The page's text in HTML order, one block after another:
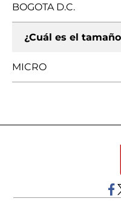
BOGOTA D.C.
¿Cuál es el
MICRO